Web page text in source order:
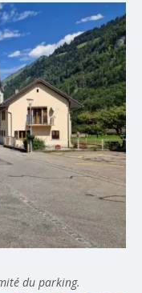
du parking.